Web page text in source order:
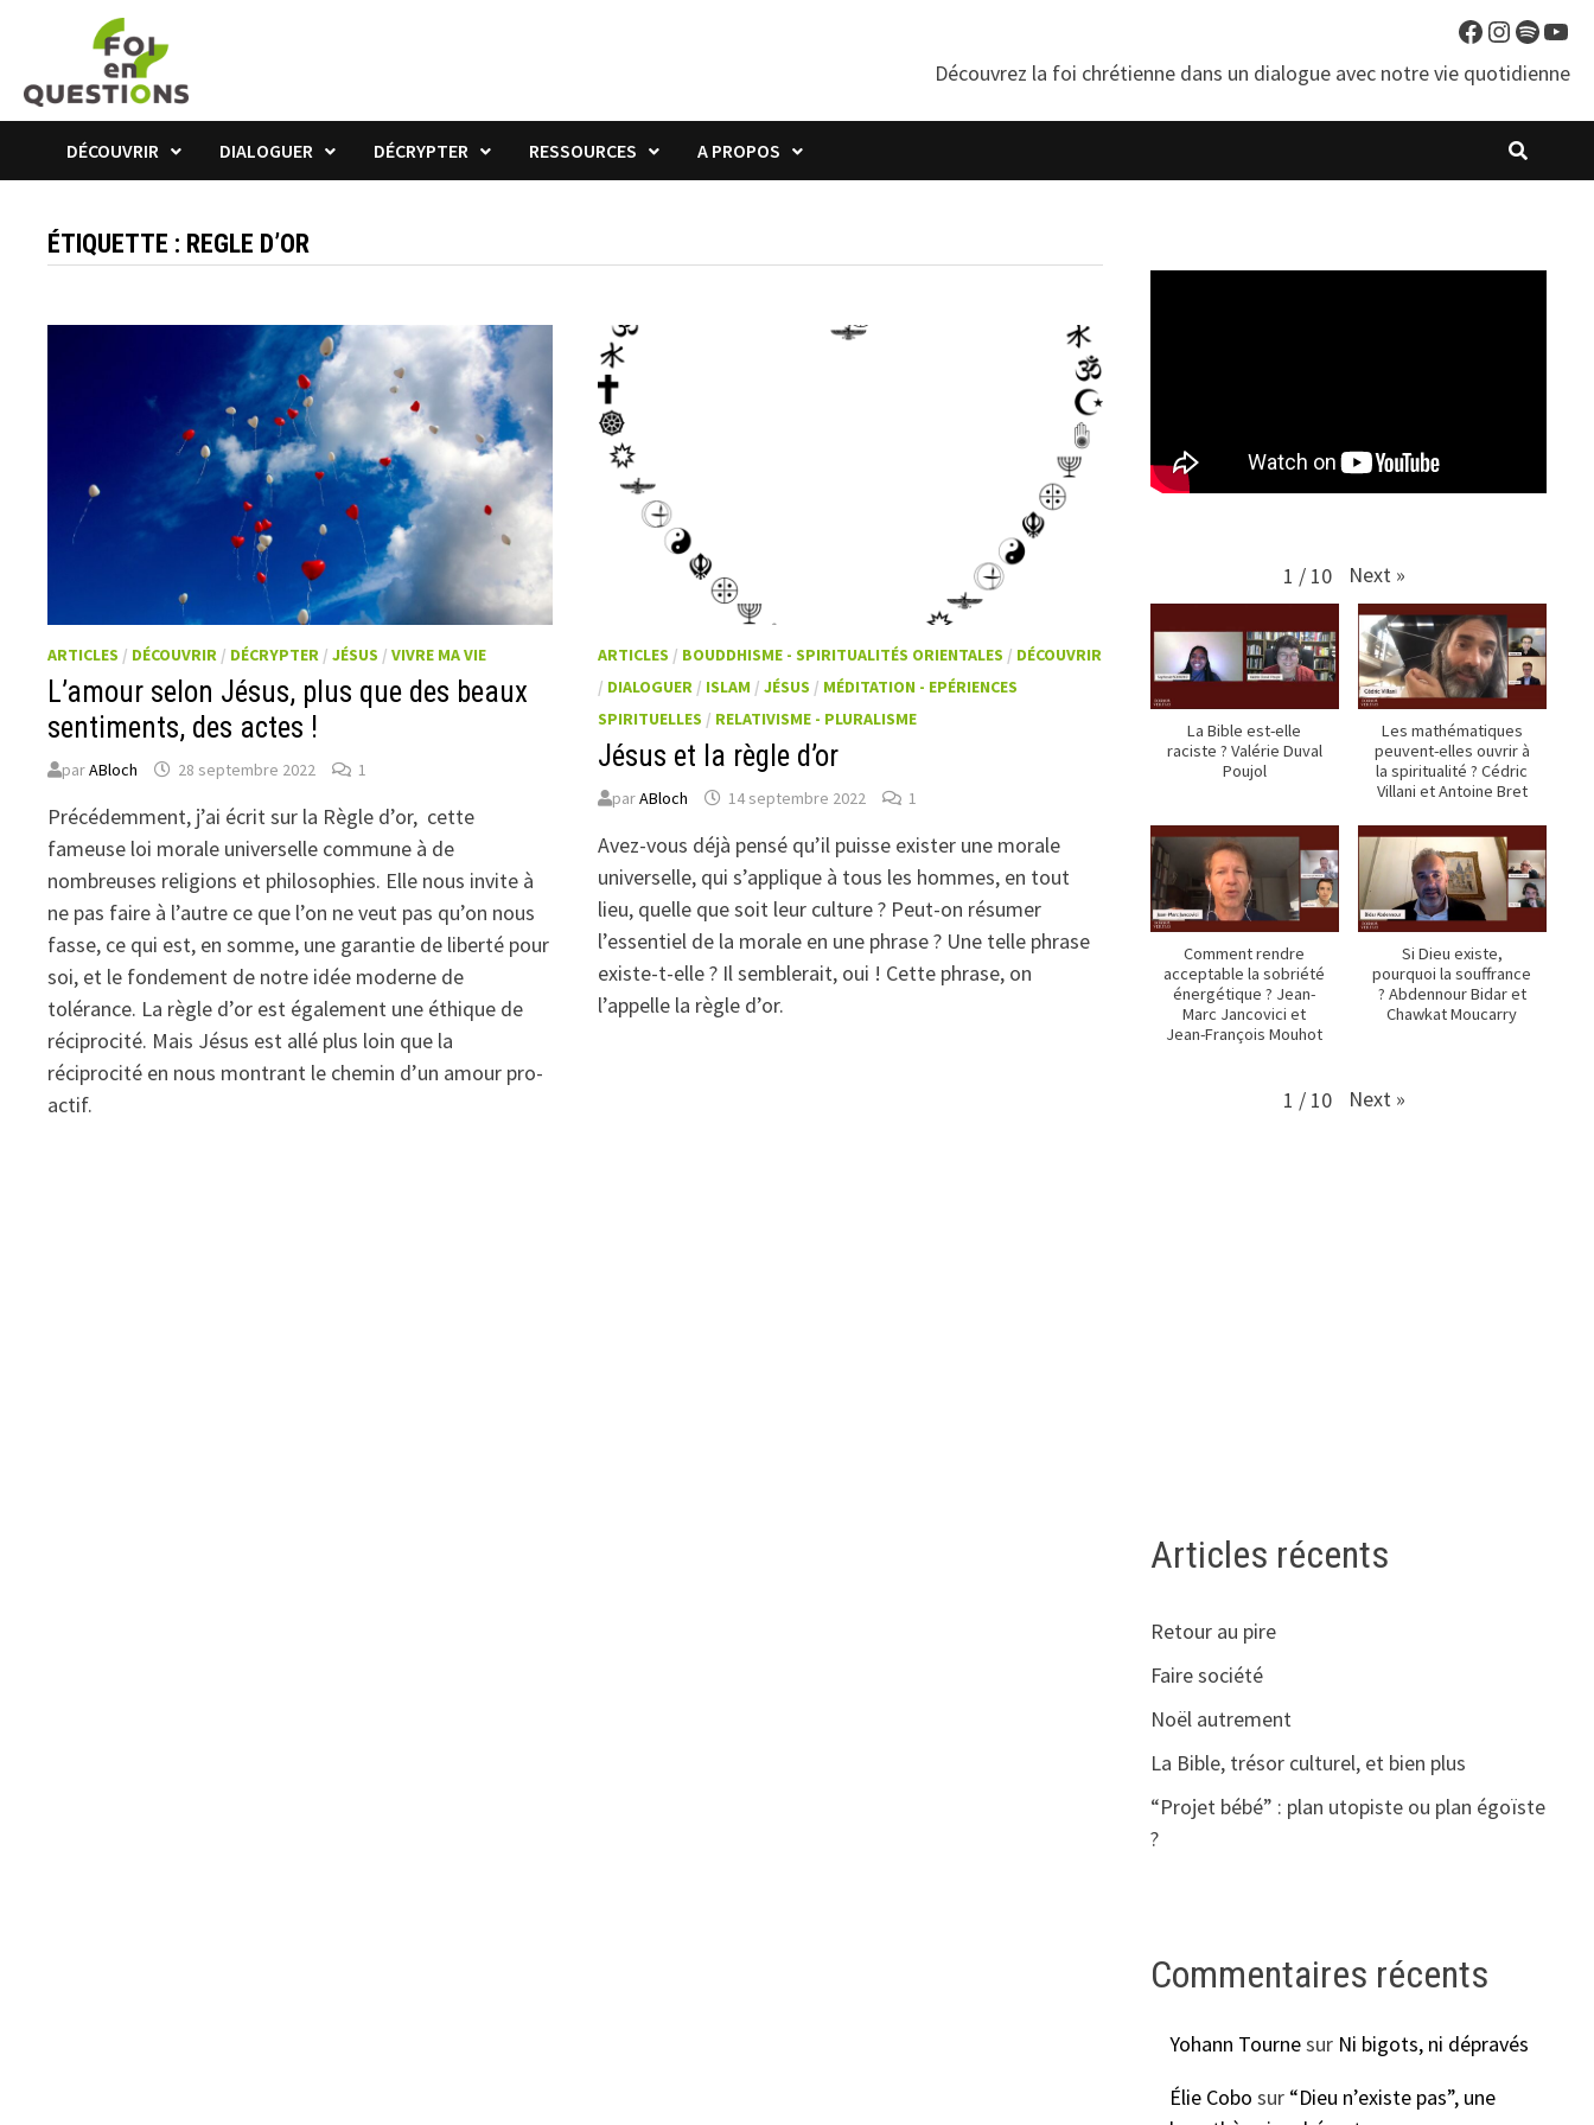
contenu
Facebook
Découvrez la foi chrétienne dans un dialogue avec notre vie quotidienne
DÉCOUVRIR DIALOGUER DÉCRYPTER RESSOURCES A PROPOS
ÉTIQUETTE : REGLE D’OR
ARTICLES / DÉCOUVRIR / DÉCRYPTER /JÉSUS /VIVRE MA VIE
L’amour selon Jésus, plus que des beaux
sentiments, des actes !
parABloch 28 septembre 2022 1
Précédemment, j’ai écrit sur la Règle d’or, cette
fameuse loi morale universelle commune à de
nombreuses religions et philosophies. Elle nous invite à
ne pas faire à l’autre ce que l’on ne veut pas qu’on nous
fasse, ce qui est, en somme, une garantie de liberté pour
soi, et le fondement de notre idée moderne de
tolérance. La règle d’or est également une éthique de
réciprocité. Mais Jésus est allé plus loin que la
réciprocité en nous montrant le chemin d’un amour pro-
actif.
ARTICLES / BOUDDHISME - SPIRITUALITÉS ORIENTALES / DÉCOUVRIR
/ DIALOGUER / ISLAM /JÉSUS / MÉDITATION - EPÉRIENCES
SPIRITUELLES / RELATIVISME - PLURALISME
Jésus et la règle d’or
parABloch 14 septembre 2022 1
Avez-vous déjà pensé qu’il puisse exister une morale
universelle, qui s’applique à tous les hommes, en tout
lieu, quelle que soit leur culture ? Peut-on résumer
l’essentiel de la morale en une phrase ? Une telle phrase
existe-t-elle ? Il semblerait, oui ! Cette phrase, on
l’appelle la règle d’or.
1 / 10 Next »
La Bible est-elle
raciste ? Valérie Duval
Poujol
Les mathématiques
peuvent-elles ouvrir à
la spiritualité ? Cédric
Villani et Antoine Bret
Comment rendre
acceptable la sobriété
énergétique ? Jean-
Marc Jancovici et
Jean-François Mouhot
Si Dieu existe,
pourquoi la souffrance
? Abdennour Bidar et
Chawkat Moucarry
1 / 10 Next »
Articles récents
Retour au pire
Faire société
Noël autrement
La Bible, trésor culturel, et bien plus
“Projet bébé” : plan utopiste ou plan égoïste
?
Commentaires récents
Yohann Tournesur Ni bigots, ni dépravés
Élie Cobo sur “Dieu n’existe pas”, une